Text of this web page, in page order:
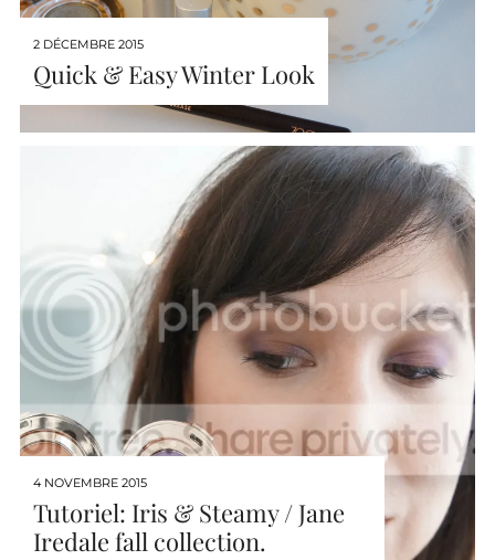
2 DÉCEMBRE 2015
Quick & Easy Winter Look
4 NOVEMBRE 2015
Tutoriel: Iris & Steamy / Jane
Iredale fall collection.